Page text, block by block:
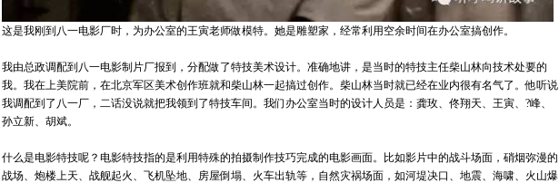
这是我刚到八一电影厂时，为办公室的王寅老师做模特。她是雕塑家，经常利用空余时间在办公室搞创作。
我由总政调配到八一电影制片厂报到，分配做了特技美术设计。准确地讲，是当时的特技主任柴山林向技术处要的
我。我在上美院前，在北京军区美术创作班就和柴山林一起搞过创作。柴山林当时就已经在业内很有名气了。他听说
我调配到了八一厂，二话没说就把我领到了特技车间。我们办公室当时的设计人员是：龚玫、佟翔天、王寅、?峰、
孙立新、胡斌。
什么是电影特技呢？电影特技指的是利用特殊的拍摄制作技巧完成的电影画面。比如影片中的战斗场面，硝烟弥漫的
战场、炮楼上天、战舰起火、飞机坠地、房屋倒塌、火车出轨等，自然灾祸场面，如河堤决口、地震、海啸、火山爆